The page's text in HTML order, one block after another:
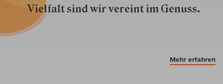
Vielfalt sind wir ver­eint im Genuss.
Mehr erfahren